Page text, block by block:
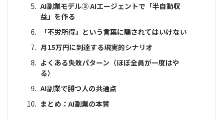
AI副業モデル③ AIエージェントで「半自動収
益」を作る
「不労所得」という言葉に騙されてはいけない
月15万円に到達する現実的シナリオ
よくある失敗パターン（ほぼ全員が一度はや
る）
AI副業で勝つ人の共通点
まとめ：AI副業の本質